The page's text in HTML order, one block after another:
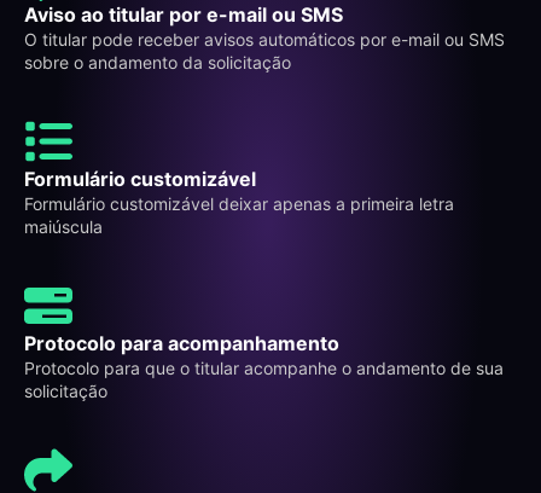
Aviso ao titular por e-mail ou SMS
O titular pode receber avisos automáticos por e-mail ou SMS
sobre o andamento da solicitação
Formulário customizável
Formulário customizável deixar apenas a primeira letra
maiúscula
Protocolo para acompanhamento
Protocolo para que o titular acompanhe o andamento de sua
solicitação